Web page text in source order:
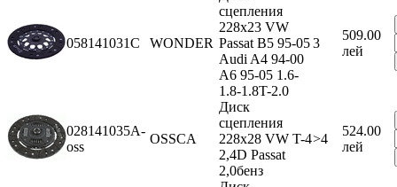
058141031C WONDER
сцепления
228x23 VW
Passat B5 95-05
Audi A4 94-00
A6 95-05 1.6-
1.8-1.8T-2.0
3
509.00
лей
028141035A-
oss
OSSCA
Диск
сцепления
228x28 VW T-4
2,4D Passat
2,0бенз
>4
524.00
лей